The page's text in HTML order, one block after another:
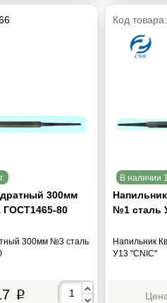
300мм
80
300мм №3 сталь
p
Код
В наличии
№1 сталь
Напильник
У13 "CNIC"